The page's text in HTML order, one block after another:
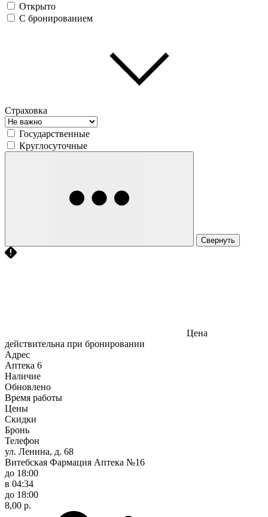
Открыто
С бронированием
Страховка
Государственные
Круглосуточные
Свернуть
Цена
действительна при бронировании
Адрес
Аптека 6
Наличие
Обновлено
Время работы
Цены
Скидки
Бронь
Телефон
ул. Ленина, д. 68
Витебская Фармация Аптека №16
до 18:00
в 04:34
до 18:00
8,00 р.